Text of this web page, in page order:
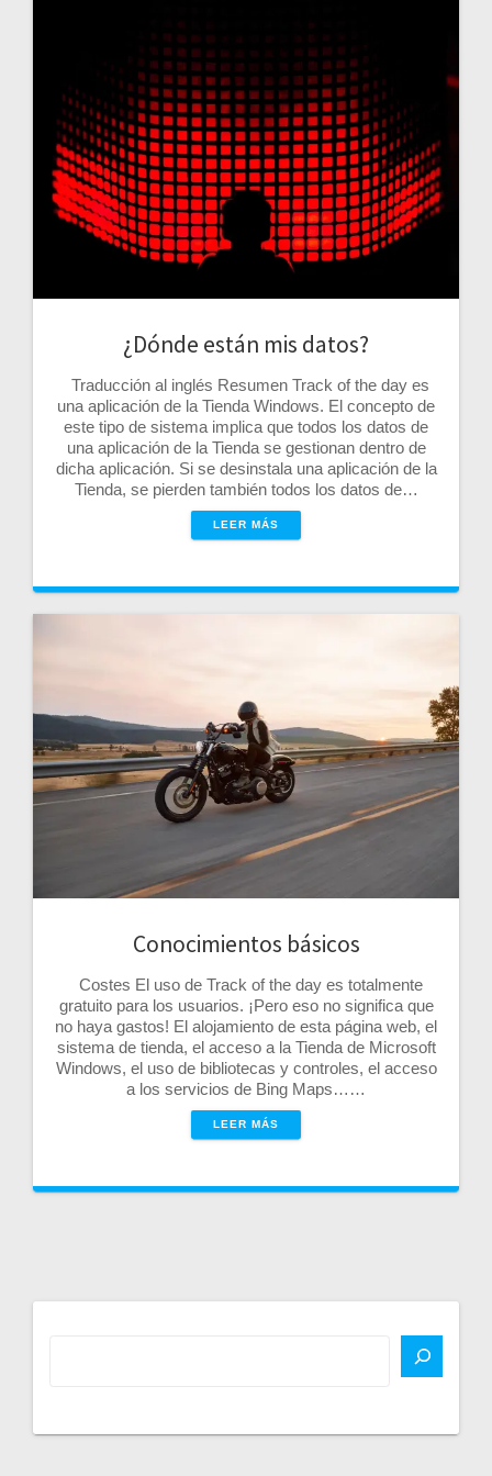
¿Dónde están mis datos?
Traducción al inglés Resumen Track of the day es
una aplicación de la Tienda Windows. El concepto de
este tipo de sistema implica que todos los datos de
una aplicación de la Tienda se gestionan dentro de
dicha aplicación. Si se desinstala una aplicación de la
Tienda, se pierden también todos los datos de…
LEER MÁS
Conocimientos básicos
Costes El uso de Track of the day es totalmente
gratuito para los usuarios. ¡Pero eso no significa que
no haya gastos! El alojamiento de esta página web, el
sistema de tienda, el acceso a la Tienda de Microsoft
Windows, el uso de bibliotecas y controles, el acceso
a los servicios de Bing Maps……
LEER MÁS